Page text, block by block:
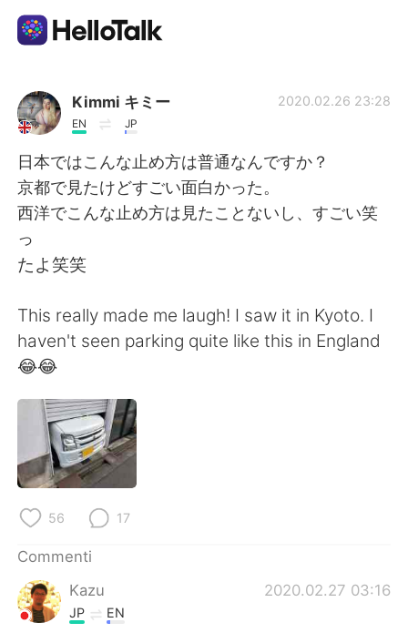
App di scambio linguistico
AI Grammar Checker
Italiano
English
繁體中文 Español
العربية
Deutsch
한국어
Türkçe
Português
Kimmi キミー
EN JP
2020.02.26 23:28
日本ではこんな止め方は普通なんですか？
京都で見たけどすごい面白かった。
西洋でこんな止め方は見たことないし、すごい笑
っ
たよ笑笑
This really made me laugh! I saw it in Kyoto. I
haven't seen parking quite like this in England
😂😂
56 17
Commenti
Kazu
2020.02.27 03:16
JP EN